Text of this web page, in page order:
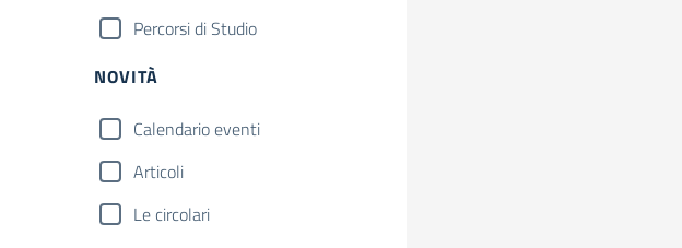
Percorsi di Studio
NOVITÀ
Calendario eventi
Articoli
Le circolari